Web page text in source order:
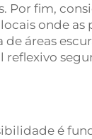
Por fim,
onde as
áreas
é